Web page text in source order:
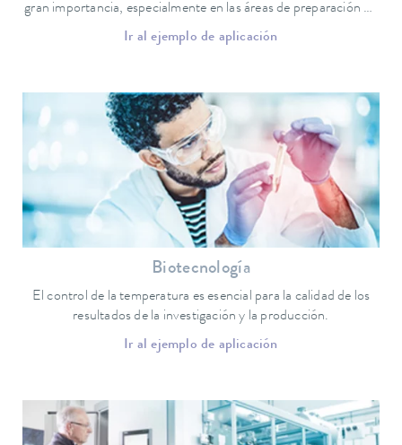
gran importancia, especialmente en las áreas de preparación de
muestras y aseguramiento de la calidad.
Ir al ejemplo de aplicación
Biotecnología
El control de la temperatura es esencial para la calidad de los
resultados de la investigación y la producción.
Ir al ejemplo de aplicación